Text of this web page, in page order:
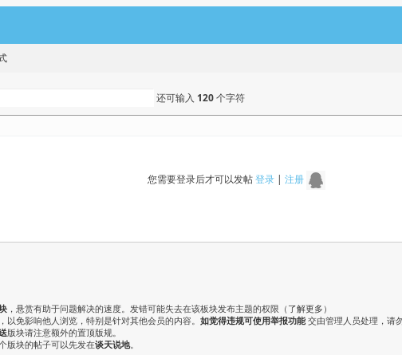
还可输入 120个字符
您需要登录后才可以发帖登录| 注册
，悬赏有助于问题解决的速度。发错可能失去在该板块发布主题的权限（ 了解更多 ）
免影响他人浏览，特别是针对其他会员的内容。 如觉得违规可使用举报功能 交由管理人员处理，请
版块请注意额外的置顶版规。
版块的帖子可以先发在谈天说地。